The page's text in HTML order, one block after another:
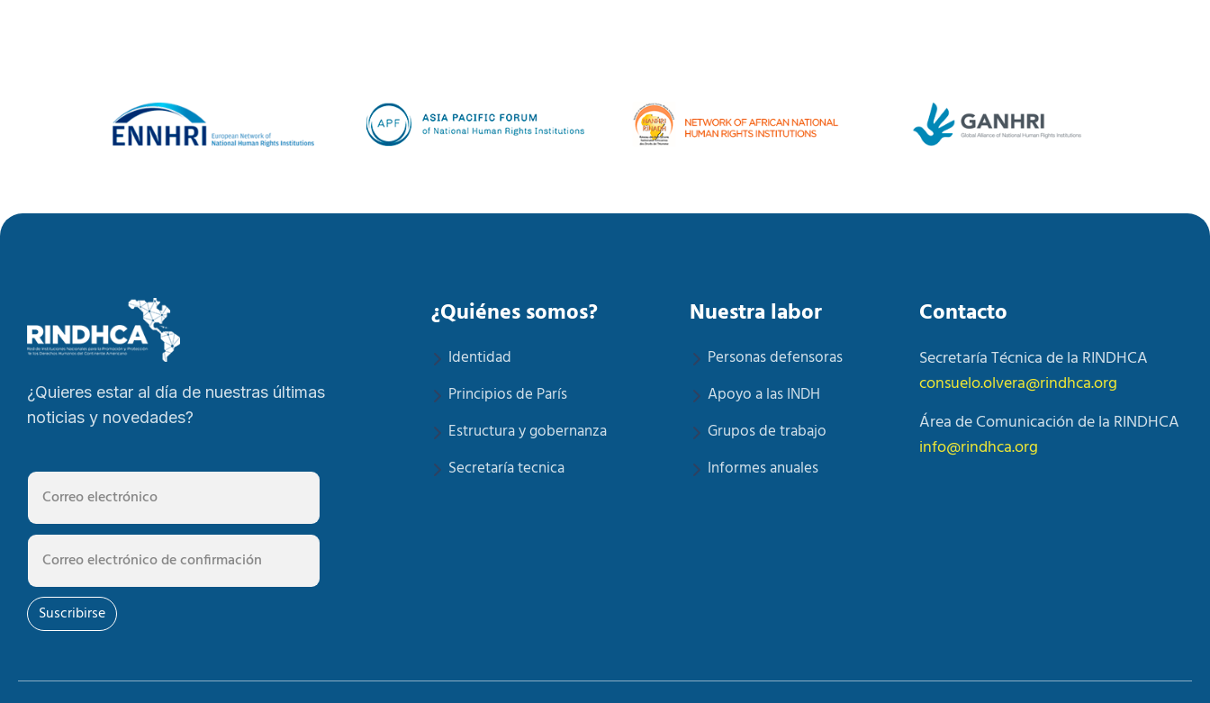
¿Quieres estar al día de nuestras últimas
noticias y novedades?
Suscribirse
¿Quiénes somos?
Identidad
Principios de París
Estructura y gobernanza
Secretaría tecnica
Nuestra labor
Personas defensoras
Apoyo a las INDH
Grupos de trabajo
Informes anuales
Contacto
Secretaría Técnica de la RINDHCA
consuelo.olvera@rindhca.org
Área de Comunicación de la RINDHCA
info@rindhca.org